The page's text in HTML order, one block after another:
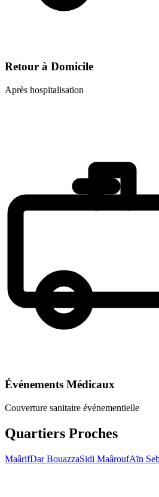
Retour à Domicile
Après hospitalisation
Événements Médicaux
Couverture sanitaire événementielle
Quartiers Proches
MaârifDar BouazzaSidi MaâroufAïn